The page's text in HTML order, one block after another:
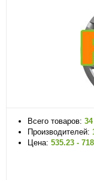
Всего товаров: 34
Производителей:
Цена: 535.23 -